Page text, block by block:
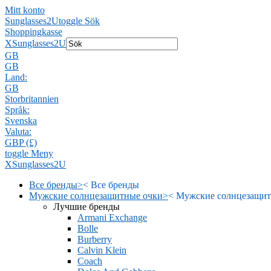
Mitt konto
Sunglasses2Utoggle Sök
Shoppingkasse
XSunglasses2U
GB
GB
Land:
GB
Storbritannien
Språk:
Svenska
Valuta:
GBP (£)
toggle Meny
XSunglasses2U
Все бренды>< Все бренды
Мужские солнцезащитные очки>< Мужские
Лучшие бренды
Armani Exchange
Bolle
Burberry
Calvin Klein
Coach